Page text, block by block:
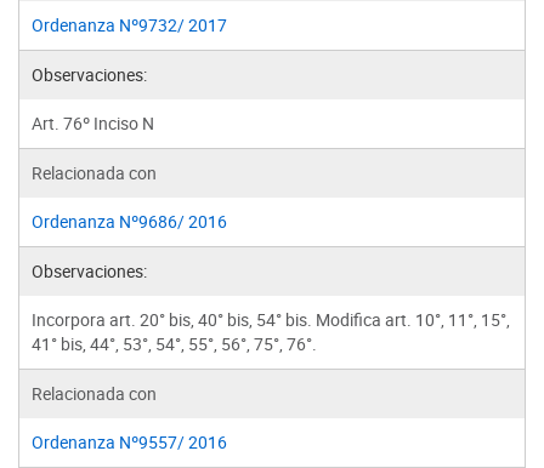
Ordenanza Nº9732/ 2017
Observaciones:
Art. 76º Inciso N
Relacionada con
Ordenanza Nº9686/ 2016
Observaciones:
Incorpora art. 20° bis, 40° bis, 54° bis. Modifica art. 10°, 11°, 15°,
41° bis, 44°, 53°, 54°, 55°, 56°, 75°, 76°.
Relacionada con
Ordenanza Nº9557/ 2016